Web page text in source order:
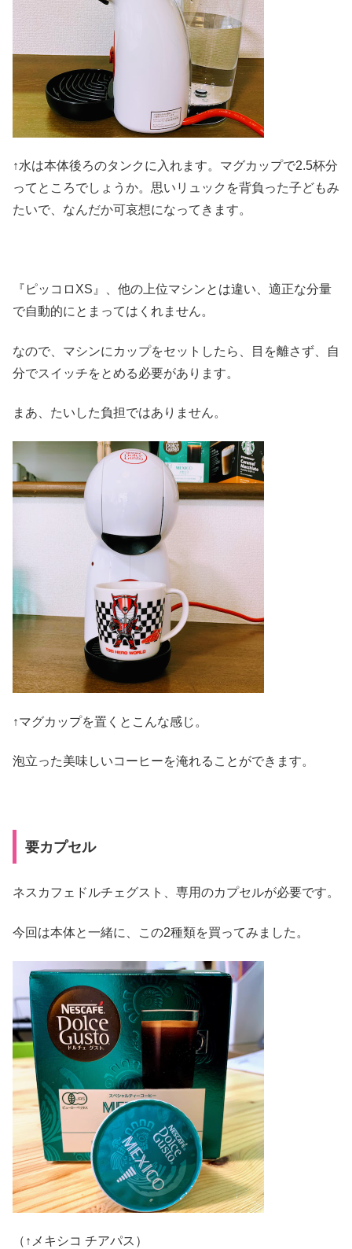
↑水は本体後ろのタンクに入れます。マグカップで2.5杯分
ってところでしょうか。思いリュックを背負った子どもみ
たいで、なんだか可哀想になってきます。
『ピッコロXS』、他の上位マシンとは違い、適正な分量
で自動的にとまってはくれません。
なので、マシンにカップをセットしたら、目を離さず、自
分でスイッチをとめる必要があります。
まあ、たいした負担ではありません。
↑マグカップを置くとこんな感じ。
泡立った美味しいコーヒーを淹れることができます。
要カプセル
ネスカフェドルチェグスト、専用のカプセルが必要です。
今回は本体と一緒に、この2種類を買ってみました。
（↑メキシコ チアパス）